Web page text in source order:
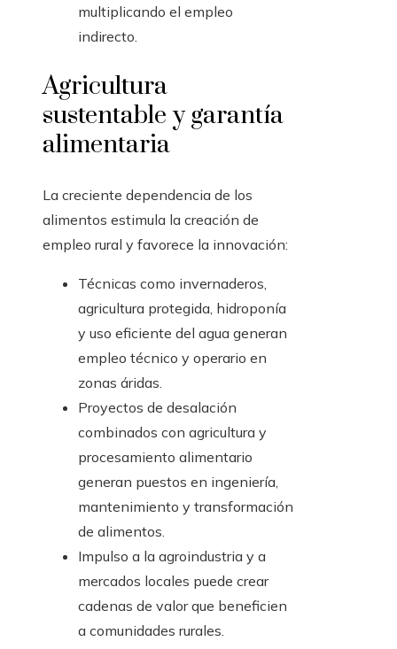
multiplicando el empleo
indirecto.
Agricultura
sustentable y garantía
alimentaria
La creciente dependencia de los
alimentos estimula la creación de
empleo rural y favorece la innovación:
Técnicas como invernaderos,
agricultura protegida, hidroponía
y uso eficiente del agua generan
empleo técnico y operario en
zonas áridas.
Proyectos de desalación
combinados con agricultura y
procesamiento alimentario
generan puestos en ingeniería,
mantenimiento y transformación
de alimentos.
Impulso a la agroindustria y a
mercados locales puede crear
cadenas de valor que beneficien
a comunidades rurales.